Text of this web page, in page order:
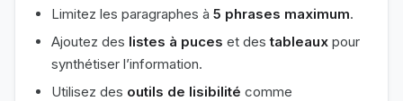
Limitez les paragraphes à 5 phrases maximum.
Ajoutez des listes à puces et destableaux pour
synthétiser l’information.
Utilisez des outils de lisibilité comme